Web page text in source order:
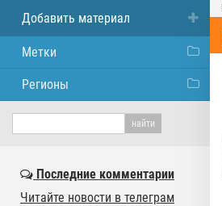
Добавить материал
Метки
Регионы
Последние комментарии
Читайте новости в телеграм